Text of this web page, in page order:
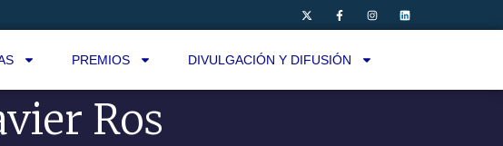
PREMIOS DIVULGACIÓN Y DIFUSIÓN
Ros